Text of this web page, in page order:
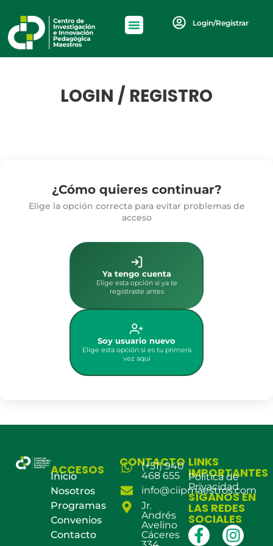
Login/Registrar
LOGIN / REGISTRO
¿Cómo quieres continuar?
Elige la opción correcta para evitar problemas de
acceso
Ya tengo cuenta
Elige esta opción si ya te
registraste antes
Soy usuario nuevo
Elige esta opción si es tu primera
vez aquí
ACCESOS
Inicio
Nosotros
Programas
Convenios
Contacto
CONTACTO
(+51) 940
468 655
info@ciipmaestros.com
Jr.
Andrés
Avelino
Cáceres
LINKS
IMPORTANTES
Política de
Privacidad
SÍGANOS EN
LAS REDES
SOCIALES